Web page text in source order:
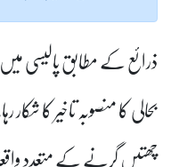
ذرائع کے مطابق پالیسی
بحالی کا منصوبہ تاخیر کا